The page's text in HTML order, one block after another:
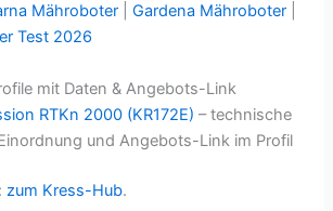
Mähroboter |Gardena Mähroboter
Test 2026
mit Daten & Angebots-Link
RTKn 2000 (KR172E) – technische
und Angebots-Link im Profil
zum Kress-Hub.